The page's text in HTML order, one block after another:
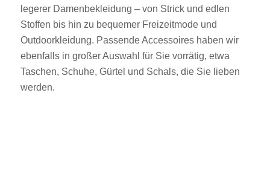
legerer Damenbekleidung – von Strick und edlen
Stoffen bis hin zu bequemer Freizeitmode und
Outdoorkleidung. Passende Accessoires haben wir
ebenfalls in großer Auswahl für Sie vorrätig, etwa
Taschen, Schuhe, Gürtel und Schals, die Sie lieben
werden.